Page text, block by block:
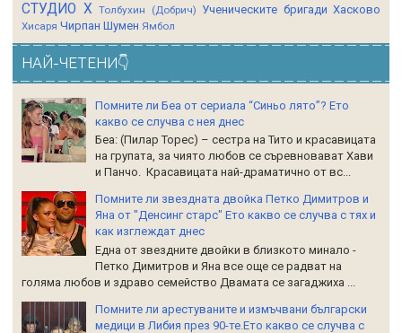
СТУДИО Х Толбухин (Добрич) Ученическите бригади Хасково
Хисаря Чирпан Шумен Ямбол
НАЙ-ЧЕТЕНИ👇
Помните ли Беа от сериала “Синьо лято”? Ето
какво се случва с нея днес
Беа: (Пилар Торес) – сестра на Тито и красавицата
на групата, за чиято любов се съревновават Хави
и Панчо. Красавицата най-драматично от вс...
Помните ли звездната двойка Петко Димитров и
Яна от "Денсинг старс" Ето какво се случва с тях и
как изглеждат днес
Една от звездните двойки в близкото минало -
Петко Димитров и Яна все още се радват на
голяма любов и здраво семейство Двамата се загаджиха ...
Помните ли арестуваните и измъчвани български
медици в Либия през 90-те.Ето какво се случва с